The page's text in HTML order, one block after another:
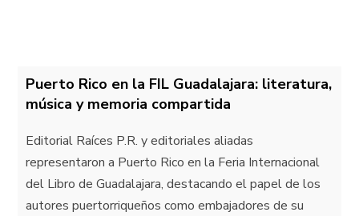
Puerto Rico en la FIL Guadalajara: literatura,
música y memoria compartida
Editorial Raíces P.R. y editoriales aliadas
representaron a Puerto Rico en la Feria Internacional
del Libro de Guadalajara, destacando el papel de los
autores puertorriqueños como embajadores de su